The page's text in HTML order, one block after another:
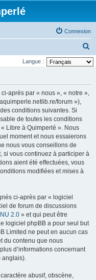
Connexion
e
Langue :
après par « nous », « notre »,
forum »),
conditions suivantes. Si
de toutes les conditions
Libre à Quimperlé ». Nous
moment et nous essaierons
nous vous conseillons de
si vous continuez à participer à
aient été effectuées, vous
modifiées et mises à
ci-après par « logiciel
de forum de discussions
2.0 » et qui peut être
logiciel phpBB a pour seul but
Limited ne peut en aucun cas
du contenu que nous
d’informations concernant
anglais).
abusif, obscène,